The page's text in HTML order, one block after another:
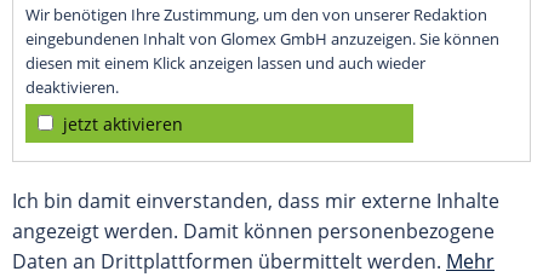
Wir benötigen Ihre Zustimmung, um den von unserer Redaktion
eingebundenen Inhalt von Glomex GmbH anzuzeigen. Sie können
diesen mit einem Klick anzeigen lassen und auch wieder
deaktivieren.
jetzt aktivieren
Ich bin damit einverstanden, dass mir externe Inhalte
angezeigt werden. Damit können personenbezogene
Daten an Drittplattformen übermittelt werden. Mehr